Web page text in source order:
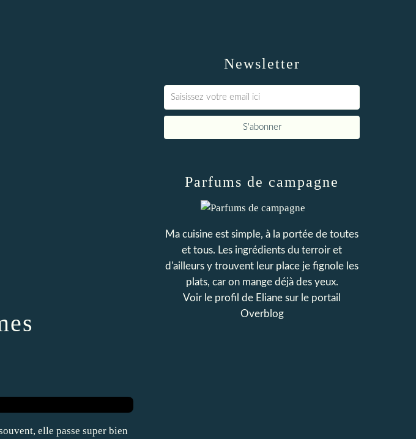
elle passe super bien
Newsletter
Parfums de campagne
Ma cuisine est simple, à la portée de toutes
et tous. Les ingrédients du terroir et
d'ailleurs y trouvent leur place je fignole les
plats, car on mange déjà des yeux.
Voir le profil de Eliane sur le portail
Overblog